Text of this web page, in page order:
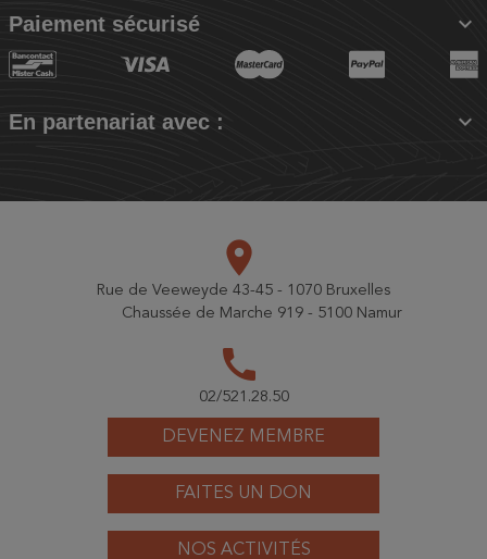
Paiement sécurisé 
En partenariat avec : 
DEVENEZ MEMBRE
FAITES UN DON
NOS ACTIVITÉS
place
Rue de Veeweyde 43-45 - 1070 Bruxelles
Chaussée de Marche 919 - 5100 Namur
call
02/521.28.50